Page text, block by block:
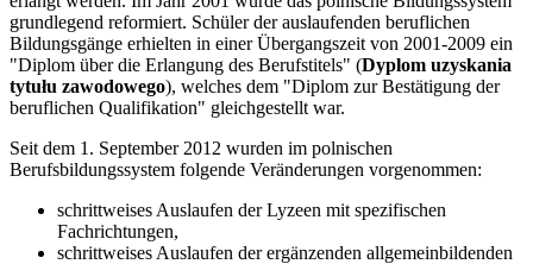
grundlegend reformiert. Schüler der auslaufenden beruflichen
Bildungsgänge erhielten in einer Übergangszeit von 2001-2009 ein
"Diplom über die Erlangung des Berufstitels" (Dyplom uzyskania
tytułu zawodowego), welches dem "Diplom zur Bestätigung der
beruflichen Qualifikation" gleichgestellt war.
Seit dem 1. September 2012 wurden im polnischen
Berufsbildungssystem folgende Veränderungen vorgenommen:
schrittweises Auslaufen der Lyzeen mit spezifischen
Fachrichtungen,
schrittweises Auslaufen der ergänzenden allgemeinbildenden